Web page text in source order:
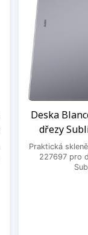
Deska
dřezy
Praktická
227697 pro